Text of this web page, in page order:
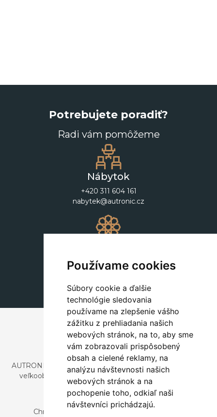
Používame cookies
Súbory cookie a ďalšie
technológie sledovania
používame na zlepšenie vášho
zážitku z prehliadania našich
webových stránok, na to, aby sme
vám zobrazovali prispôsobený
obsah a cielené reklamy, na
analýzu návštevnosti našich
webových stránok a na
pochopenie toho, odkiaľ naši
návštevníci prichádzajú.
Potrebujete poradiť?
Radi vám pomôžeme
Nábytok
+420 311 604 161
nabytek@autronic.cz
+420 311 604 182
dekorace@autronic.cz
AUTRONIC, s.r.o. je spoločnosť zaoberajúca sa dovozom a
veľkoobchodným predajom dizajnového aj štýlového
nábytku a dekorácií.
Česká republika
Chrustenice 270, 267 12 Loděnice u Berouna